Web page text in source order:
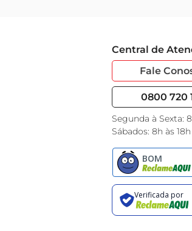
Central de
Fale
0800 720
Segunda à Sexta:
Sábados: 8h às 18h